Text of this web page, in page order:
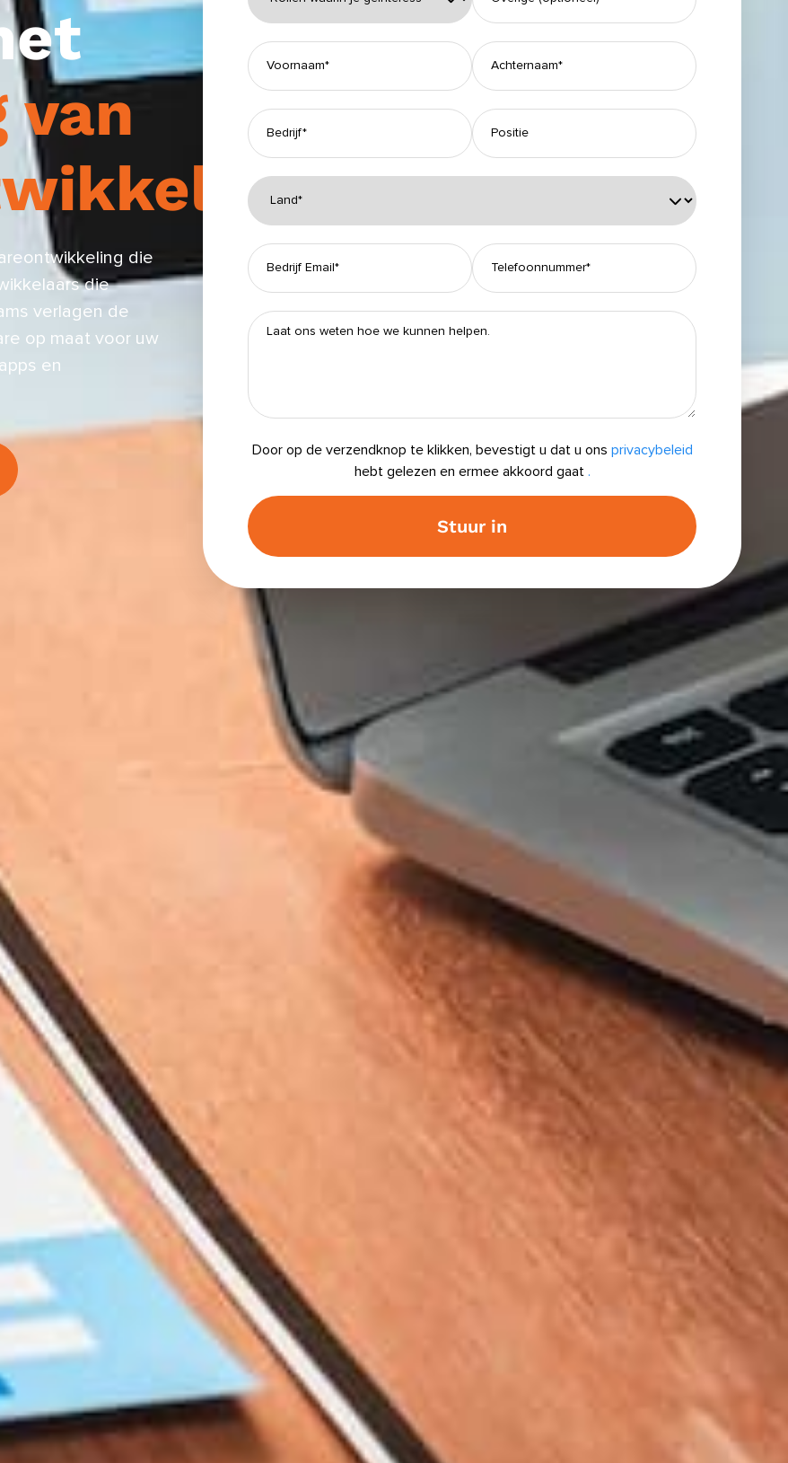
van
die
die
verlagen de
op maat voor uw
en
Door op de verzendknop te klikken, bevestigt u dat u ons privacybeleid
hebt gelezen en ermee akkoord gaat .